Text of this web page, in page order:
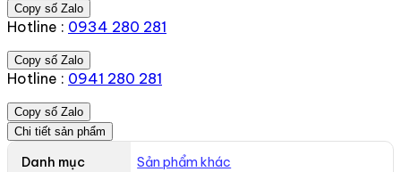
Copy số Zalo
Hotline : 0934 280 281
Copy số Zalo
Hotline : 0941 280 281
Copy số Zalo
Chi tiết sản phẩm
Danh mục Sản phẩm khác